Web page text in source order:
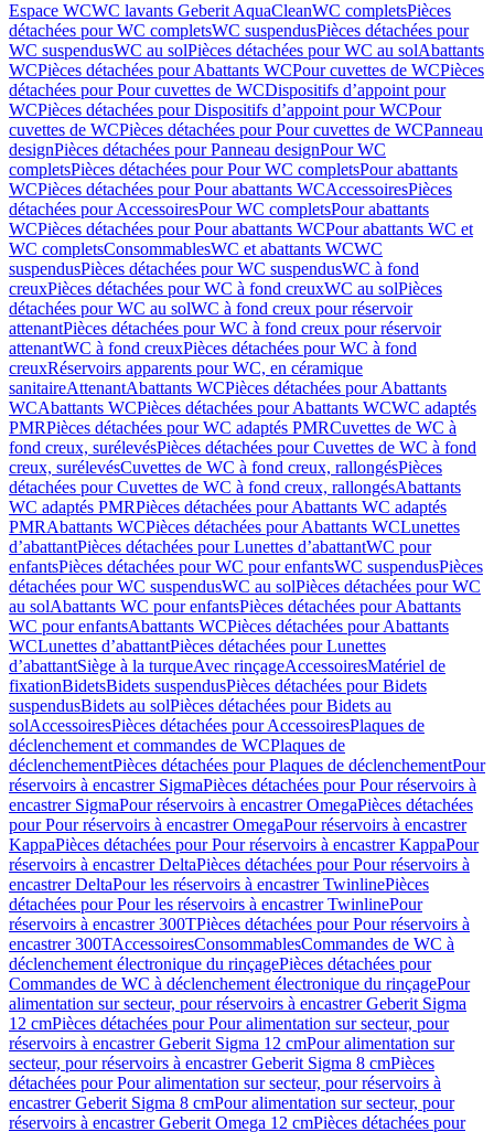
Espace WCWC lavants Geberit AquaCleanWC completsPièces
détachées pour WC completsWC suspendusPièces détachées pour
WC suspendusWC au solPièces détachées pour WC au solAbattants
WCPièces détachées pour Abattants WCPour cuvettes de WCPièces
détachées pour Pour cuvettes de WCDispositifs d’appoint pour
WCPièces détachées pour Dispositifs d’appoint pour WCPour
cuvettes de WCPièces détachées pour Pour cuvettes de WCPanneau
designPièces détachées pour Panneau designPour WC
completsPièces détachées pour Pour WC completsPour abattants
WCPièces détachées pour Pour abattants WCAccessoiresPièces
détachées pour AccessoiresPour WC completsPour abattants
WCPièces détachées pour Pour abattants WCPour abattants WC et
WC completsConsommablesWC et abattants WCWC
suspendusPièces détachées pour WC suspendusWC à fond
creuxPièces détachées pour WC à fond creuxWC au solPièces
détachées pour WC au solWC à fond creux pour réservoir
attenantPièces détachées pour WC à fond creux pour réservoir
attenantWC à fond creuxPièces détachées pour WC à fond
creuxRéservoirs apparents pour WC, en céramique
sanitaireAttenantAbattants WCPièces détachées pour Abattants
WCAbattants WCPièces détachées pour Abattants WCWC adaptés
PMRPièces détachées pour WC adaptés PMRCuvettes de WC à
fond creux, surélevésPièces détachées pour Cuvettes de WC à fond
creux, surélevésCuvettes de WC à fond creux, rallongésPièces
détachées pour Cuvettes de WC à fond creux, rallongésAbattants
WC adaptés PMRPièces détachées pour Abattants WC adaptés
PMRAbattants WCPièces détachées pour Abattants WCLunettes
d’abattantPièces détachées pour Lunettes d’abattantWC pour
enfantsPièces détachées pour WC pour enfantsWC suspendusPièces
détachées pour WC suspendusWC au solPièces détachées pour WC
au solAbattants WC pour enfantsPièces détachées pour Abattants
WC pour enfantsAbattants WCPièces détachées pour Abattants
WCLunettes d’abattantPièces détachées pour Lunettes
d’abattantSiège à la turqueAvec rinçageAccessoiresMatériel de
fixationBidetsBidets suspendusPièces détachées pour Bidets
suspendusBidets au solPièces détachées pour Bidets au
solAccessoiresPièces détachées pour AccessoiresPlaques de
déclenchement et commandes de WCPlaques de
déclenchementPièces détachées pour Plaques de déclenchementPour
réservoirs à encastrer SigmaPièces détachées pour Pour réservoirs à
encastrer SigmaPour réservoirs à encastrer OmegaPièces détachées
pour Pour réservoirs à encastrer OmegaPour réservoirs à encastrer
KappaPièces détachées pour Pour réservoirs à encastrer KappaPour
réservoirs à encastrer DeltaPièces détachées pour Pour réservoirs à
encastrer DeltaPour les réservoirs à encastrer TwinlinePièces
détachées pour Pour les réservoirs à encastrer TwinlinePour
réservoirs à encastrer 300TPièces détachées pour Pour réservoirs à
encastrer 300TAccessoiresConsommablesCommandes de WC à
déclenchement électronique du rinçagePièces détachées pour
Commandes de WC à déclenchement électronique du rinçagePour
alimentation sur secteur, pour réservoirs à encastrer Geberit Sigma
12 cmPièces détachées pour Pour alimentation sur secteur, pour
réservoirs à encastrer Geberit Sigma 12 cmPour alimentation sur
secteur, pour réservoirs à encastrer Geberit Sigma 8 cmPièces
détachées pour Pour alimentation sur secteur, pour réservoirs à
encastrer Geberit Sigma 8 cmPour alimentation sur secteur, pour
réservoirs à encastrer Geberit Omega 12 cmPièces détachées pour